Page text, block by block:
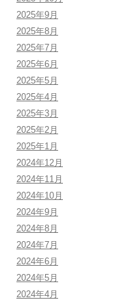
2025年9月
2025年8月
2025年7月
2025年6月
2025年5月
2025年4月
2025年3月
2025年2月
2025年1月
2024年12月
2024年11月
2024年10月
2024年9月
2024年8月
2024年7月
2024年6月
2024年5月
2024年4月